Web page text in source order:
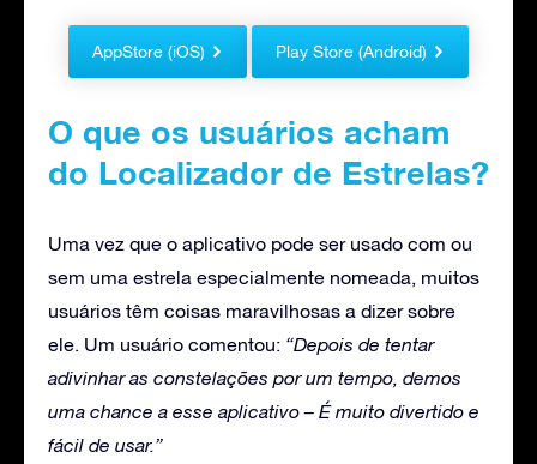
AppStore (iOS) Play Store (Android)
O que os usuários acham
do Localizador de Estrelas?
Uma vez que o aplicativo pode ser usado com ou
sem uma estrela especialmente nomeada, muitos
usuários têm coisas maravilhosas a dizer sobre
ele. Um usuário comentou: “Depois de tentar
adivinhar as constelações por um tempo, demos
uma chance a esse aplicativo – É muito divertido e
fácil de usar.”